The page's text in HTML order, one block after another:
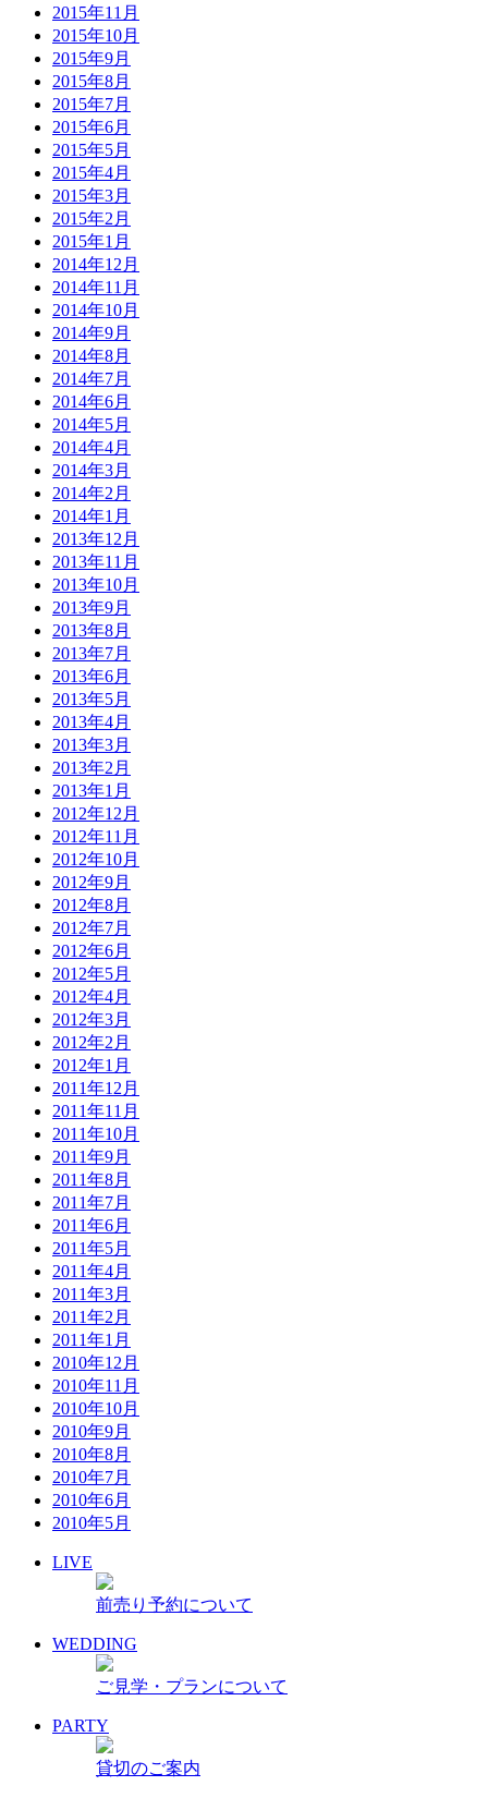
2015年11月
2015年10月
2015年9月
2015年8月
2015年7月
2015年6月
2015年5月
2015年4月
2015年3月
2015年2月
2015年1月
2014年12月
2014年11月
2014年10月
2014年9月
2014年8月
2014年7月
2014年6月
2014年5月
2014年4月
2014年3月
2014年2月
2014年1月
2013年12月
2013年11月
2013年10月
2013年9月
2013年8月
2013年7月
2013年6月
2013年5月
2013年4月
2013年3月
2013年2月
2013年1月
2012年12月
2012年11月
2012年10月
2012年9月
2012年8月
2012年7月
2012年6月
2012年5月
2012年4月
2012年3月
2012年2月
2012年1月
2011年12月
2011年11月
2011年10月
2011年9月
2011年8月
2011年7月
2011年6月
2011年5月
2011年4月
2011年3月
2011年2月
2011年1月
2010年12月
2010年11月
2010年10月
2010年9月
2010年8月
2010年7月
2010年6月
2010年5月
LIVE
前売り予約について
WEDDING
ご見学・プランについて
PARTY
貸切のご案内